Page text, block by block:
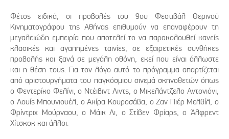
Φέτος ειδικά, οι προβολές του 9ου Φεστιβάλ Θερινού
Κινηματογράφου της Αθήνας επιθυμούν να επαναφέρουν τη
μεγαλειώδη εμπειρία που αποτελεί το να παρακολουθεί κανείς
κλασικές και αγαπημένες ταινίες, σε εξαιρετικές συνθήκες
προβολής και ξανά σε μεγάλη οθόνη, εκεί που είναι άλλωστε
και η θέση τους. Για τον λόγο αυτό το πρόγραμμα απαρτίζεται
από αριστουργήματα του παγκόσμιου σινεμά σκηνοθετών όπως
ο Φεντερίκο Φελίνι, ο Ντέιβιντ Λιντς, ο Μικελάντζελο Αντονιόνι,
ο Λουίς Μπουνιουέλ, ο Ακίρα Κουροσάβα, ο Ζαν Πιέρ Μελβίλ, ο
Φρίντριχ Μούρναου, ο Μάικ Λι, ο Στίβεν Φρίαρς, ο Άλφρεντ
Χίτσκοκ και άλλοι.